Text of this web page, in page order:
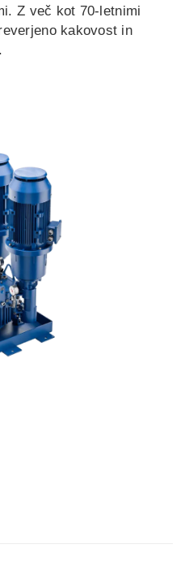
Z več kot 70-letnimi
kakovost in